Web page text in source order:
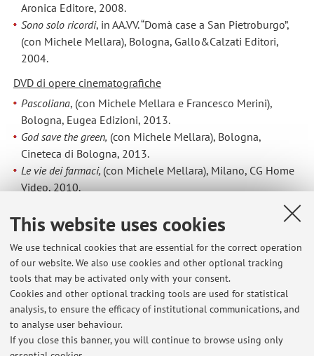
This website uses cookies
We use technical cookies that are essential for the correct operation
of our website. We also use cookies and other optional tracking
tools that may be activated only with your consent.
Cookies and other optional tracking tools are used for statistical
analysis, to ensure the efficacy of institutional communications, and
to analyse user behaviour.
If you close this banner, you will continue to browse using only
Aronica Editore, 2008.
Sono solo ricordi, in AA.VV. “Domà case a San Pietroburgo”,
(con Michele Mellara), Bologna, Gallo&Calzati Editori,
2004.
DVD di opere cinematografiche
Pascoliana, (con Michele Mellara e Francesco Merini),
Bologna, Eugea Edizioni, 2013.
God save the green, (con Michele Mellara), Bologna,
Cineteca di Bologna, 2013.
Le vie dei farmaci, (con Michele Mellara), Milano, CG Home
Video, 2010.
1980, Bologna, Cineteca di Bologna, 2010.
Bologna, Ermitage Cinema, 2006; 2° Edizione Milano, CG
Home Video; 2010.
Fortezza Bastiani,(con Michele Mellara), Bologna, Ermitage
Cinema, 2004.
Domà, Case a San Pietroburgo
Bologna, Gallo&Calzati Editori; 2004.